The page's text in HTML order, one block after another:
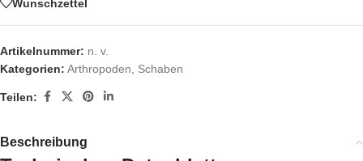
Wunschzettel
Artikelnummer: n. v.
Kategorien: Arthropoden, Schaben
Teilen:
Beschreibung